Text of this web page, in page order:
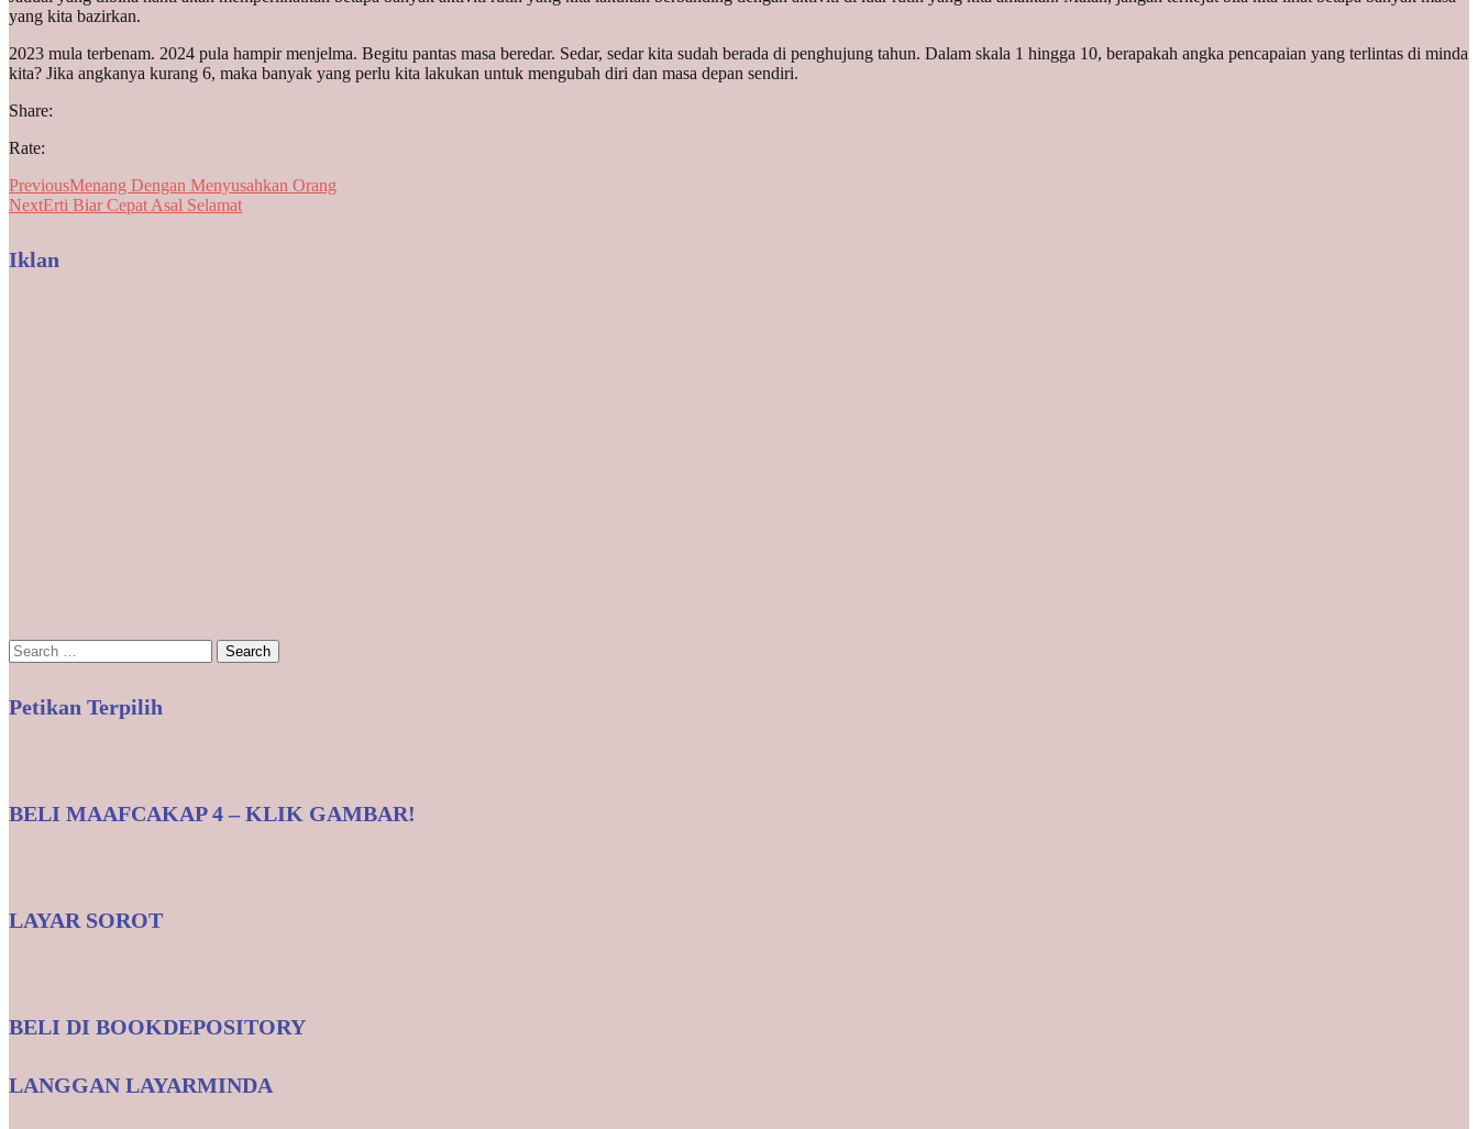
yang kita bazirkan.
2023 mula terbenam. 2024 pula hampir menjelma. Begitu pantas masa beredar. Sedar, sedar kita sudah berada di penghujung tahun. Dalam skala 1 hingga 10, berapakah angka pencapaian yang terlintas di minda
kita? Jika angkanya kurang 6, maka banyak yang perlu kita lakukan untuk mengubah diri dan masa depan sendiri.
Share:
Rate:
PreviousMenang Dengan Menyusahkan Orang
NextErti Biar Cepat Asal Selamat
Iklan
Search
for:
Petikan Terpilih
BELI MAAFCAKAP 4 – KLIK GAMBAR!
LAYAR SOROT
BELI DI BOOKDEPOSITORY
LANGGAN LAYARMINDA